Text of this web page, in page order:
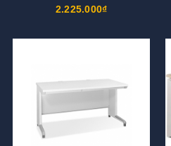
2.225.000₫